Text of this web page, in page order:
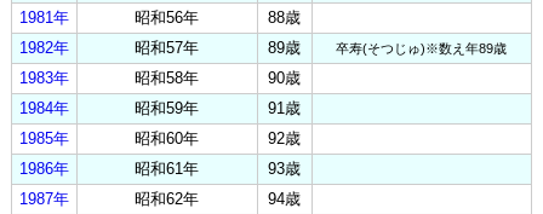
1981年 昭和56年
88歳
1982年
昭和57年 89歳 卒寿(そつじゅ)※数え年89歳
1983年 昭和58年
90歳
1984年
昭和59年
91歳
1985年
昭和60年
92歳
1986年
昭和61年
93歳
1987年
昭和62年
94歳